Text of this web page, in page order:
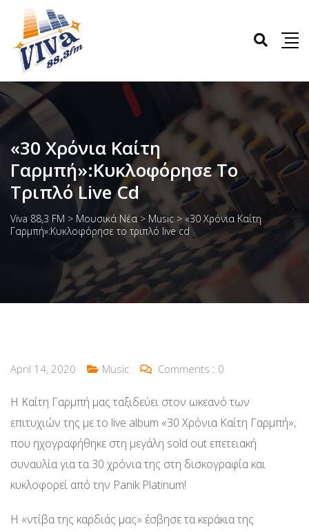
«30 Χρόνια Καίτη
Γαρμπή»:Κυκλοφόρησε Το
Τριπλό Live Cd
Viva 88,3 FM > Μουσικά Νέα > Music > «30 Χρόνια Καίτη
Γαρμπή»:Κυκλοφόρησε το τριπλό live cd
April 14, 2020 Music Comments : 0
Η Καίτη Γαρμπή μας ταξιδεύει στον ωκεανό των
επιτυχιών της με το live album «30 Χρόνια Καίτη Γαρμπή»,
που ηχογραφήθηκε στη μεγάλη sold out επετειακή
συναυλία για τα 30 χρόνια της στη δισκογραφία και
κυκλοφορεί από την Panik Platinum!
Η «ντίβα της καρδιάς μας» έσβησε τα κεράκια της